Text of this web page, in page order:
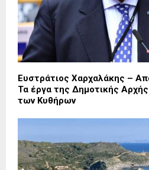
Ευστράτιος Χαρχαλάκης –
Τα έργα της Δημοτικής
των Κυθήρων